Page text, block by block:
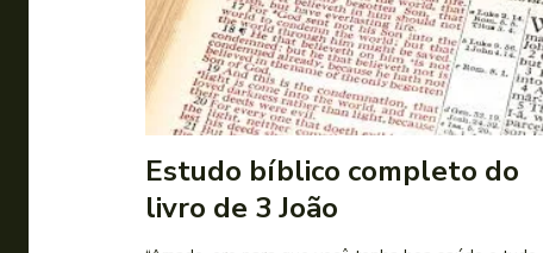
Estudo bíblico completo do
livro de 3 João